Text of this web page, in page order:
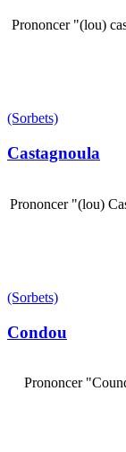
Prononcer "(lou)
(Sorbets)
Castagnoula
Prononcer "(lou)
(Sorbets)
Condou
Prononcer